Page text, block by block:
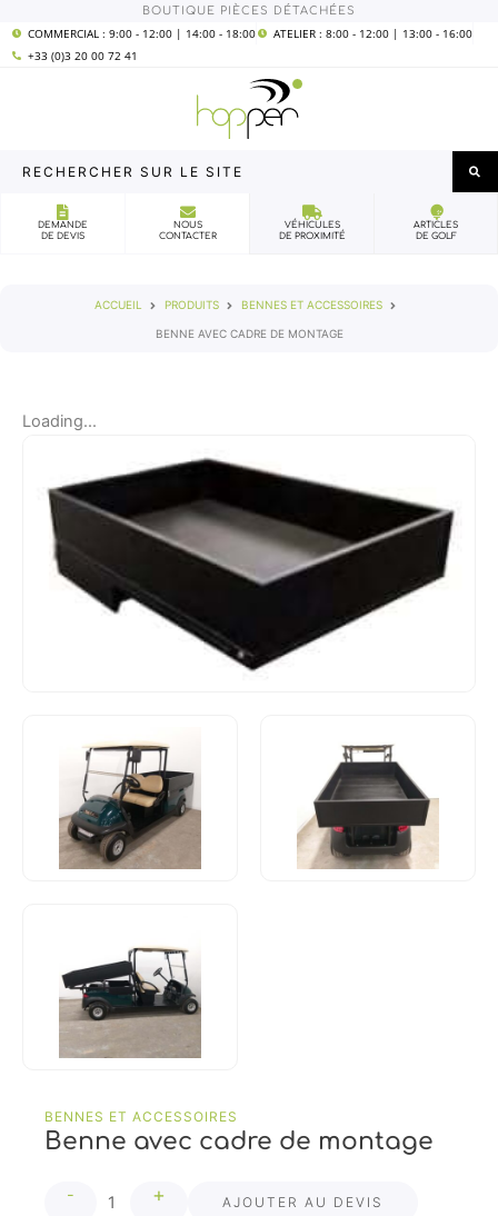
au
contenu
BOUTIQUE PIÈCES DÉTACHÉES
COMMERCIAL : 9:00 - 12:00 | 14:00 - 18:00
ATELIER : 8:00 - 12:00 | 13:00 - 16:00
+33 (0)3 20 00 72 41
Rechercher
DEMANDE
DE DEVIS
NOUS
CONTACTER
VÉHICULES
DE PROXIMITÉ
ARTICLES
DE GOLF
ACCUEIL PRODUITS BENNES ET ACCESSOIRES
BENNE AVEC CADRE DE MONTAGE
Loading...
BENNES ET ACCESSOIRES
Benne avec cadre de montage
- + AJOUTER AU DEVIS